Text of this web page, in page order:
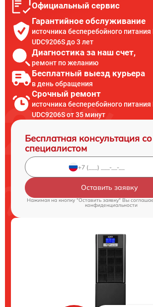
Официальный сервис
Гарантийное обслуживание
источника бесперебойного питания
UDC9206S до 3 лет
Диагностика за наш счет,
ремонт по желанию
Бесплатный выезд курьера
в день обращения
Срочный ремонт
источника бесперебойного питания
UDC9206S от 35 минут
Бесплатная консультация со
специалистом
Оставить заявку
Нажимая на кнопку "Оставить заявку" Вы
конфиденциальности